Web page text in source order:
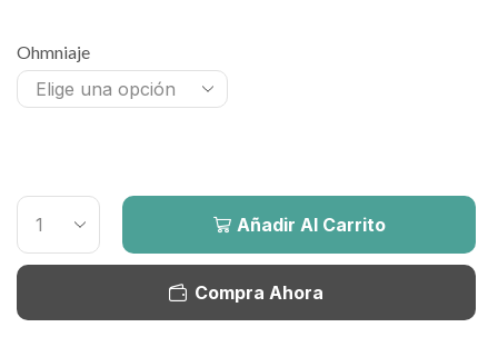
Ohmniaje
Añadir Al Carrito
Compra Ahora